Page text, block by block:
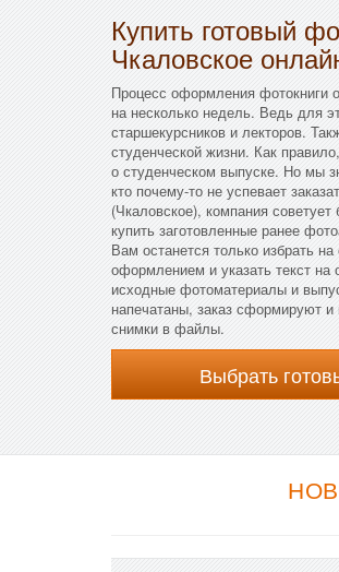
Купить готовый
Чкаловское
Процесс оформления фотокниги
на несколько недель. Ведь для
старшекурсников и лекторов.
студенческой жизни. Как
о студенческом выпуске. Но мы
кто почему-то не успевает
(Чкаловское), компания
купить заготовленные ранее
Вам останется только избрать
оформлением и указать текст на
исходные фотоматериалы и
напечатаны, заказ сформируют
снимки в файлы.
Выбрать